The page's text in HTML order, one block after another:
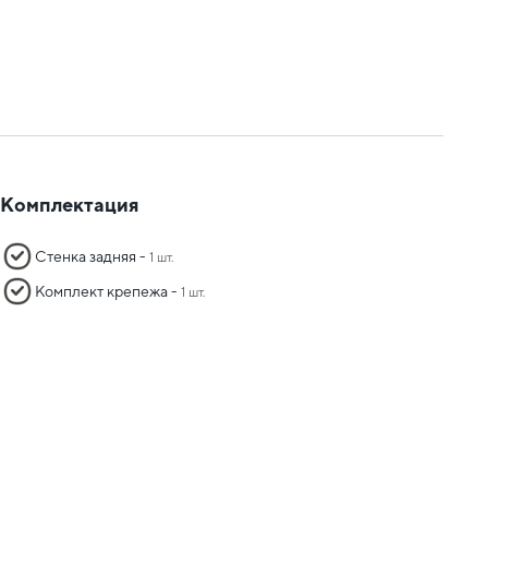
Комплектация
Стенка задняя -1 шт.
Комплект крепежа -1 шт.